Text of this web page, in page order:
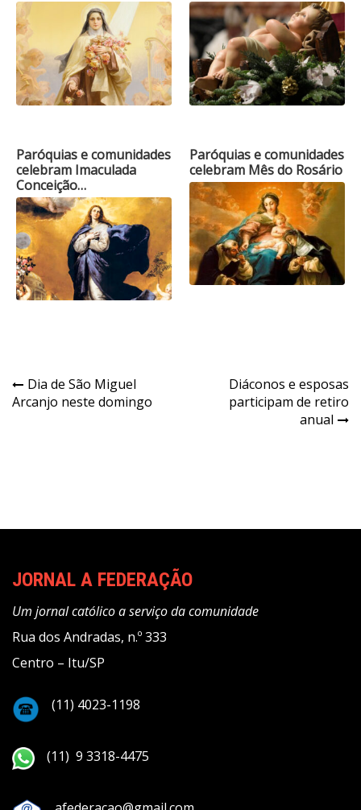
Paróquias e comunidades
celebram Imaculada
Conceição…
Paróquias e comunidades
celebram Mês do Rosário
Navegação
de
Dia de São Miguel
Arcanjo neste domingo
Diáconos e esposas
participam de retiro
anual
JORNAL A FEDERAÇÃO
Um jornal católico a serviço da comunidade
Rua dos Andradas, n.º 333
Centro – Itu/SP
(11) 4023-1198
(11) 9 3318-4475